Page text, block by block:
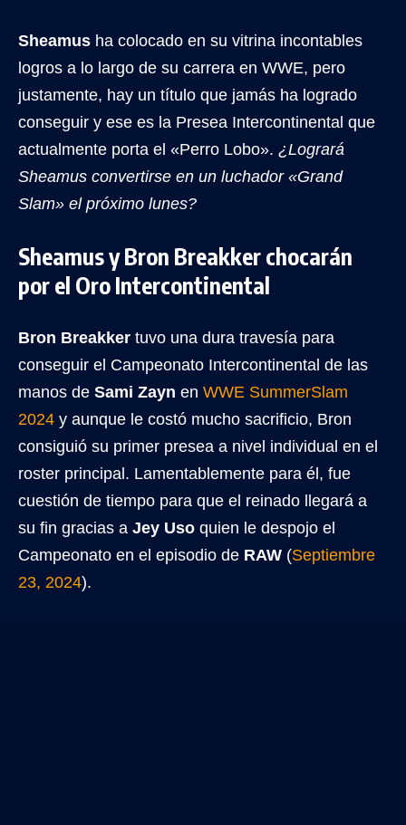
Sheamus ha colocado en su vitrina incontables
logros a lo largo de su carrera en WWE, pero
justamente, hay un título que jamás ha logrado
conseguir y ese es la Presea Intercontinental que
actualmente porta el «Perro Lobo». ¿Logrará
Sheamus convertirse en un luchador «Grand
Slam» el próximo lunes?
Sheamus y Bron Breakker chocarán
por el Oro Intercontinental
Bron Breakker tuvo una dura travesía para
conseguir el Campeonato Intercontinental de las
manos de Sami Zayn en WWE SummerSlam
2024 y aunque le costó mucho sacrificio, Bron
consiguió su primer presea a nivel individual en el
roster principal. Lamentablemente para él, fue
cuestión de tiempo para que el reinado llegará a
su fin gracias a Jey Uso quien le despojo el
Campeonato en el episodio de RAW (Septiembre
23, 2024).